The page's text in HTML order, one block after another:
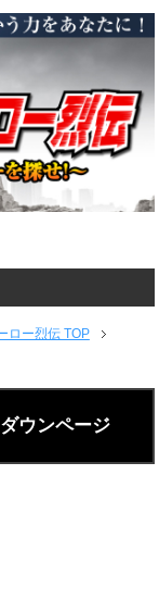
ロー烈伝 TOP
ウンページ